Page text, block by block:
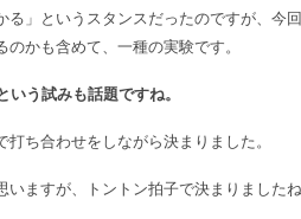
る」というスタンスだったのですが、今
かも含めて、一種の実験です。
う試みも話題ですね。
打ち合わせをしながら決まりました。
いますが、トントン拍子で決まりましたね